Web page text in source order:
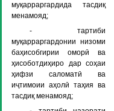
муқарраргардида тасдиқ
менамояд;
- тартиби
муқарраргардонии низоми
баҳисобгирии оморӣ ва
ҳисоботдиҳиро дар соҳаи
ҳифзи саломатӣ ва
иҷтимоии аҳолӣ таҳия ва
тасдиқ менамояд;